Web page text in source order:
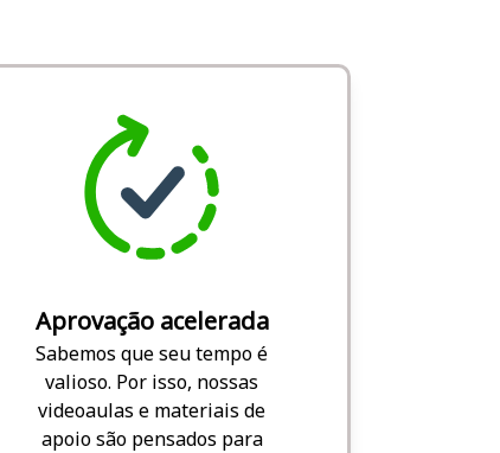
Aprovação acelerada
Sabemos que seu tempo é
valioso. Por isso, nossas
videoaulas e materiais de
apoio são pensados para